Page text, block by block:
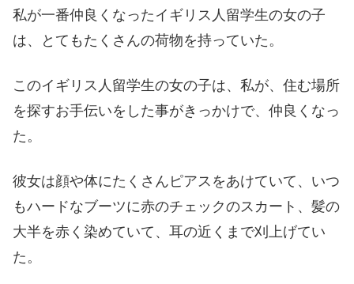
私が一番仲良くなったイギリス人留学生の女の子
は、とてもたくさんの荷物を持っていた。
このイギリス人留学生の女の子は、私が、住む場所
を探すお手伝いをした事がきっかけで、仲良くなっ
た。
彼女は顔や体にたくさんピアスをあけていて、いつ
もハードなブーツに赤のチェックのスカート、髪の
大半を赤く染めていて、耳の近くまで刈上げてい
た。